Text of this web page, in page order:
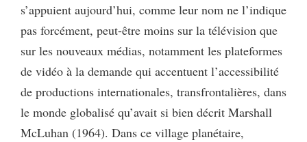
s’appuient aujourd’hui, comme leur nom ne l’indique
pas forcément, peut-être moins sur la télévision que
sur les nouveaux médias, notamment les plateformes
de vidéo à la demande qui accentuent l’accessibilité
de productions internationales, transfrontalières, dans
le monde globalisé qu’avait si bien décrit Marshall
McLuhan (1964). Dans ce village planétaire,